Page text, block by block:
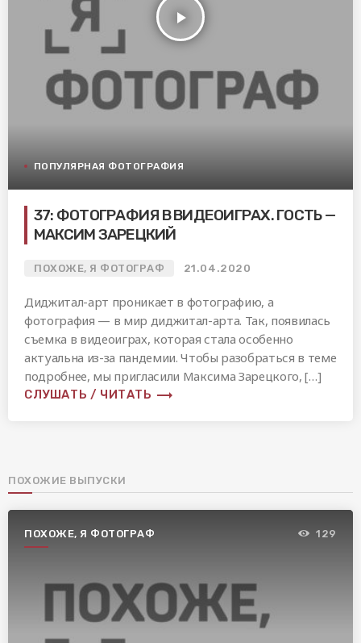
play_arrow
ПОПУЛЯРНАЯ ФОТОГРАФИЯ
37: ФОТОГРАФИЯ В ВИДЕОИГРАХ. ГОСТЬ —
МАКСИМ ЗАРЕЦКИЙ
ПОХОЖЕ, Я ФОТОГРАФ 21.04.2020
Диджитал-арт проникает в фотографию, а
фотография — в мир диджитал-арта. Так, появилась
съемка в видеоиграх, которая стала особенно
актуальна из-за пандемии. Чтобы разобраться в теме
подробнее, мы пригласили Максима Зарецкого, […]
СЛУШАТЬ / ЧИТАТЬ trending_flat
ПОХОЖИЕ ВЫПУСКИ
ПОХОЖЕ, Я ФОТОГРАФ 129